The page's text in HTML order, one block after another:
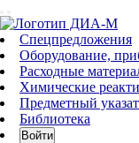
Спецпредложения
Оборудование,
Расходные
Химические
Предметный
Библиотека
Войти